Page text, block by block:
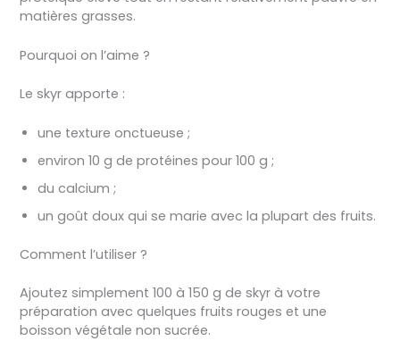
matières grasses.
Pourquoi on l’aime ?
Le skyr apporte :
une texture onctueuse ;
environ 10 g de protéines pour 100 g ;
du calcium ;
un goût doux qui se marie avec la plupart des fruits.
Comment l’utiliser ?
Ajoutez simplement 100 à 150 g de skyr à votre
préparation avec quelques fruits rouges et une
boisson végétale non sucrée.